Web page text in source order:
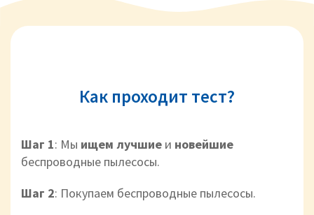
Как проходит тест?
Шаг 1: Мы ищем лучшие и новейшие
беспроводные пылесосы.
Шаг 2: Покупаем беспроводные пылесосы.